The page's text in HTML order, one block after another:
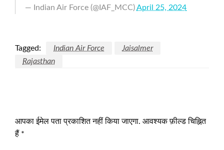
— Indian Air Force (@IAF_MCC)April 25, 2024
Tagged: Indian Air Force
Jaisalmer
Rajasthan
आपका ईमेल पता प्रकाशित नहीं किया जाएगा. आवश्यक फ़ील्ड चिह्नित
हैं *